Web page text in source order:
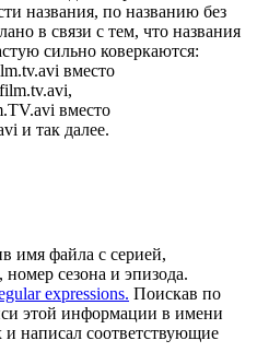
названия, по названию без
в связи с тем, что названия
сильно коверкаются:
вместо
вместо
и так далее.
имя файла с серией,
сезона и эпизода.
expressions. Поискав по
этой информации в имени
написал соответствующие